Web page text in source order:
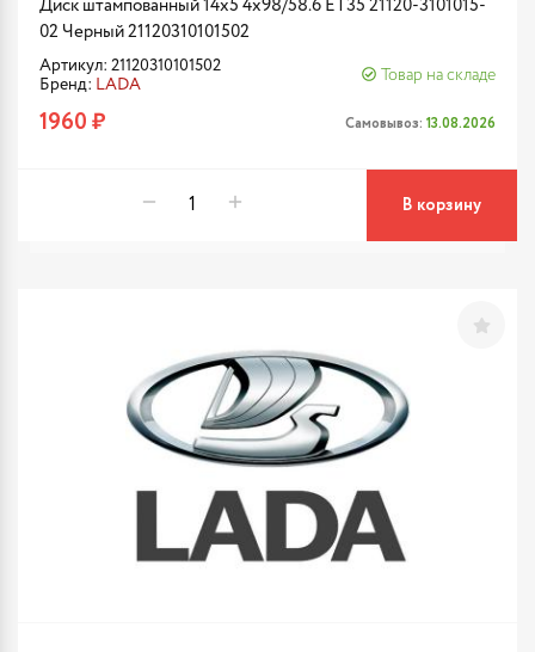
Диск штампованный 14x5 4x98/58.6 ET35 21120-3101015-
02 Черный 21120310101502
Артикул: 21120310101502
Бренд: LADA
Товар на складе
1960 ₽ Самовывоз: 13.08.2026
В корзину